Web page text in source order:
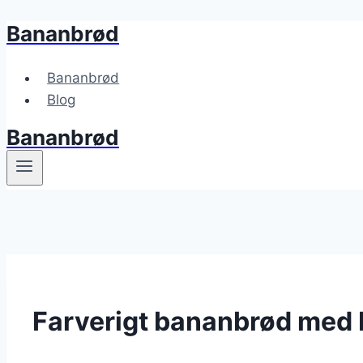
Fortsæt
indhold
Bananbrød
Bananbrød
Blog
Bananbrød
Farverigt bananbrød